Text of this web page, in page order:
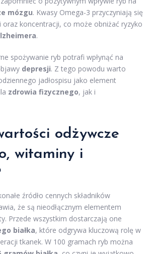
mózgu. Kwasy Omega-3 przyczyniają się
oraz koncentracji, co może obniżać ryzyko
.
spożywanie ryb potrafi wpłynąć na
depresji. Z tego powodu warto
jadłospisu jako element
zdrowia fizycznego, jak i
odżywcze
witaminy i
źródło cennych składników
że są nieodłącznym elementem
Przede wszystkim dostarczają one
białka, które odgrywa kluczową rolę w
tkanek. W 100 gramach ryb można